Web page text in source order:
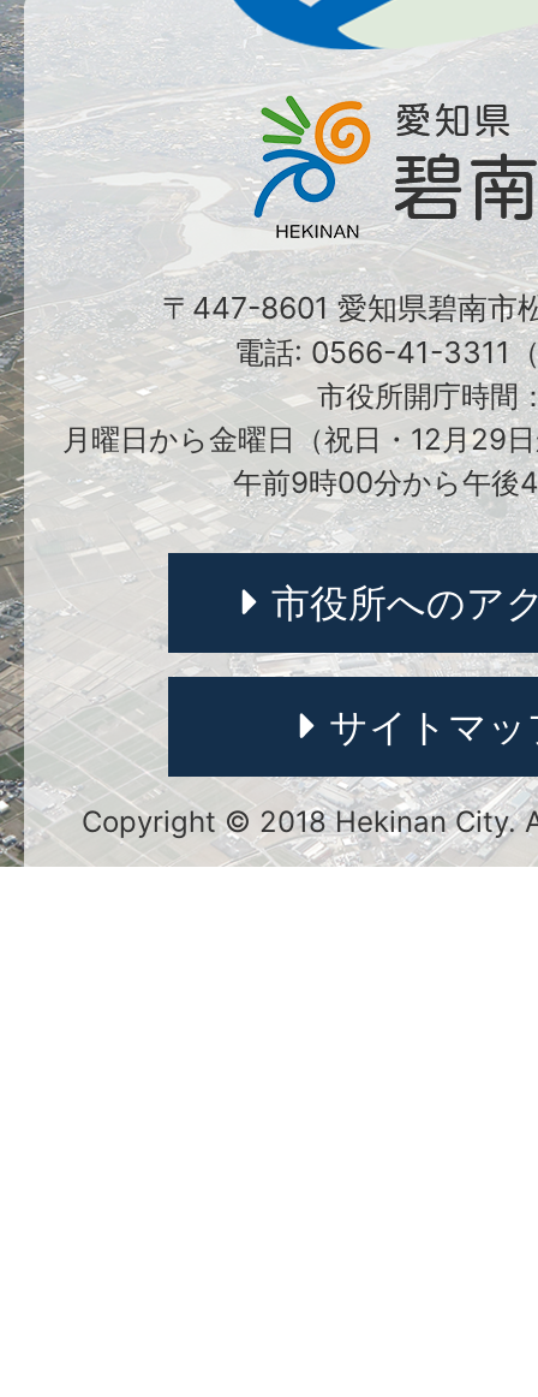
〒447-8601 愛知県碧南市
電話: 0566-41-3311
市役所開庁時間
月曜日から金曜日（祝日・12月29
午前9時00分から午後
市役所へのア
サイトマッ
Copyright © 2018 Hekinan City.